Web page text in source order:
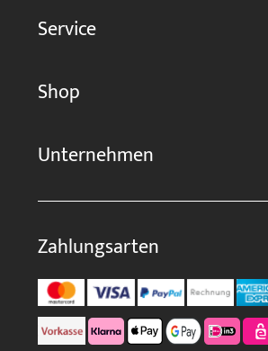
Service
Shop
Unternehmen
Zahlungsarten